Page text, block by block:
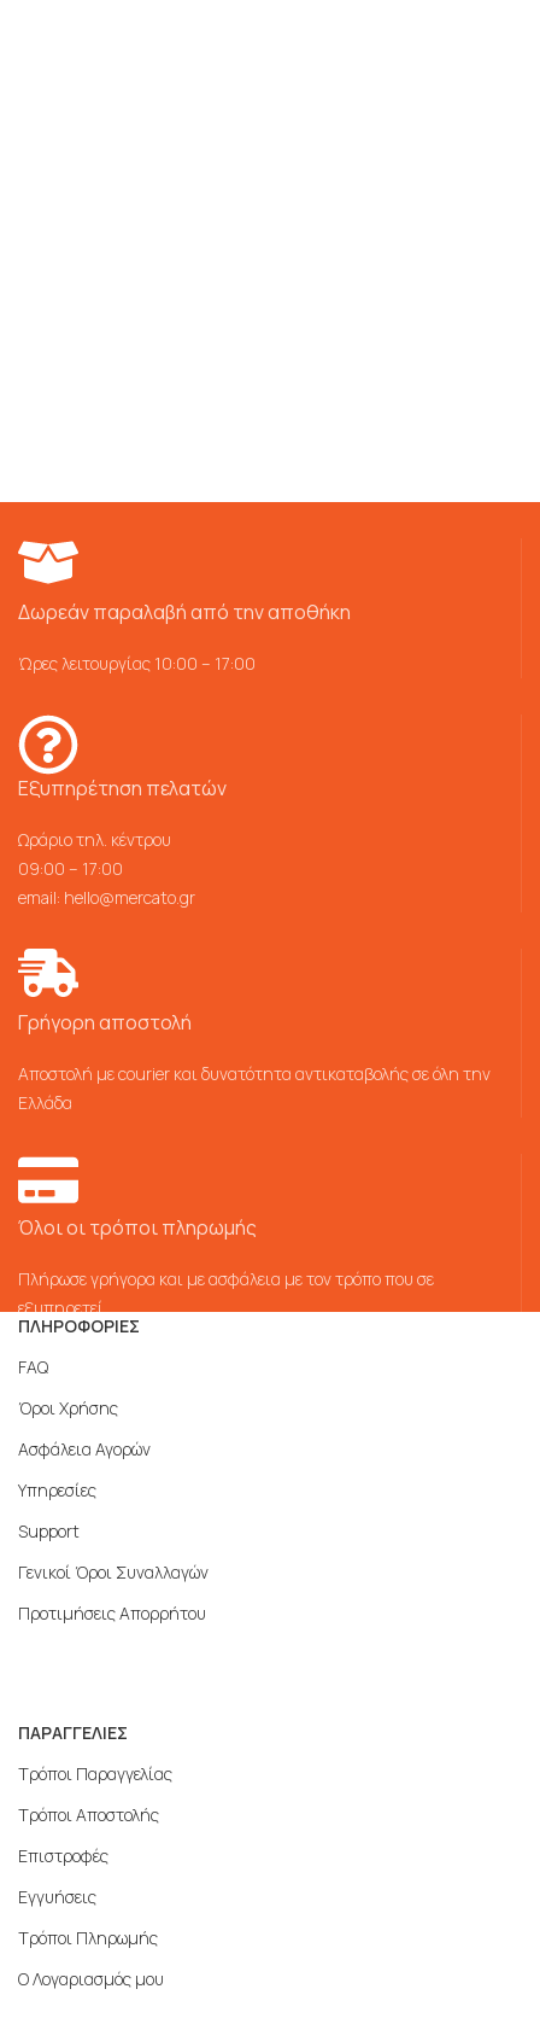
Δωρεάν παραλαβή από την αποθήκη
Ώρες λειτουργίας 10:00 – 17:00
Εξυπηρέτηση πελατών
Ωράριο τηλ. κέντρου
09:00 – 17:00
email: hello@mercato.gr
Γρήγορη αποστολή
Αποστολή με courier και δυνατότητα αντικαταβολής σε όλη την
Ελλάδα
Όλοι οι τρόποι πληρωμής
Πλήρωσε γρήγορα και με ασφάλεια με τον τρόπο που σε
εξυπηρετεί
ΠΛΗΡΟΦΟΡΙΕΣ
FAQ
Όροι Χρήσης
Ασφάλεια Αγορών
Υπηρεσίες
Support
Γενικοί Όροι Συναλλαγών
Προτιμήσεις Απορρήτου
ΠΑΡΑΓΓΕΛΙΕΣ
Τρόποι Παραγγελίας
Τρόποι Αποστολής
Επιστροφές
Εγγυήσεις
Τρόποι Πληρωμής
Ο Λογαριασμός μου